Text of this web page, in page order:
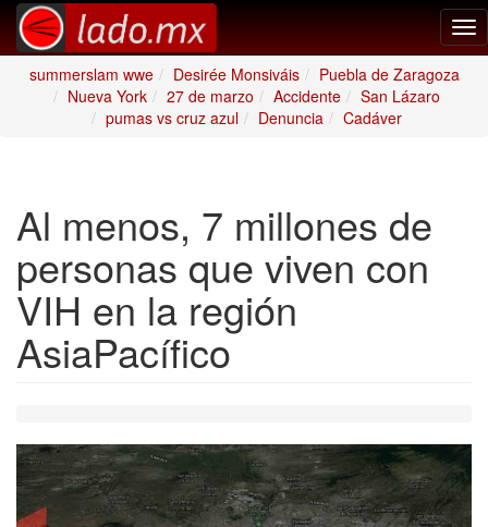
summerslam wwe
Desirée Monsiváis
Puebla de Zaragoza
Nueva York
27 de marzo Accidente
San Lázaro
pumas vs cruz azul
Denuncia Cadáver
Al menos, 7 millones de
personas que viven con
VIH en la región
AsiaPacífico